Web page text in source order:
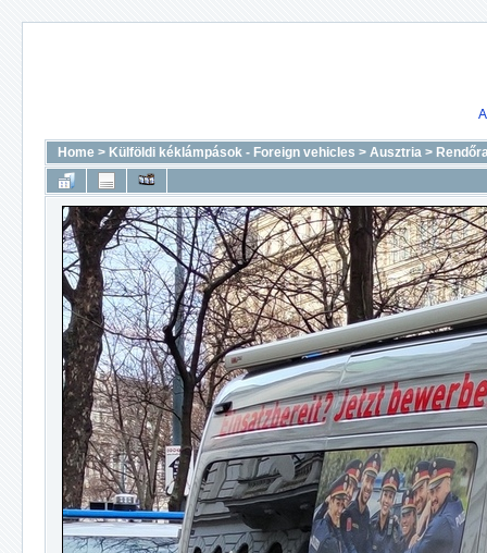
Home > Külföldi kéklámpások - Foreign vehicles > Ausztria >